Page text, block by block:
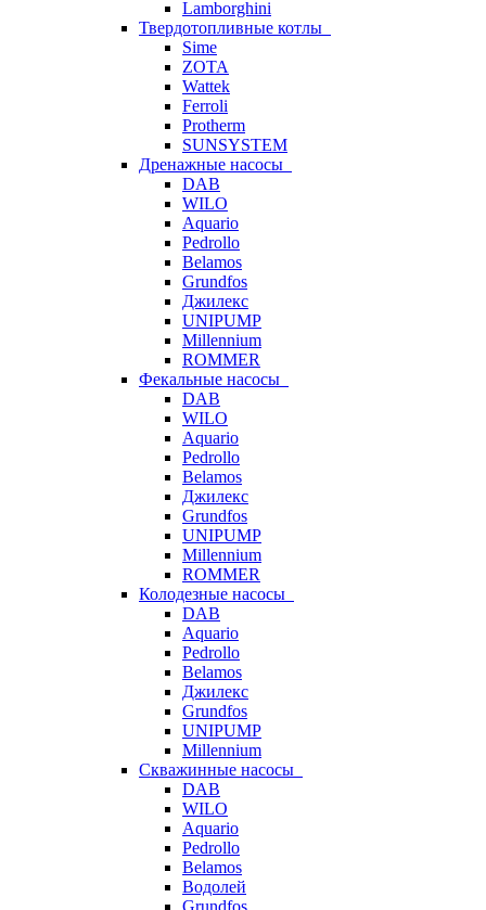
Lamborghini
Твердотопливные котлы
Sime
ZOTA
Wattek
Ferroli
Protherm
SUNSYSTEM
Дренажные насосы
DAB
WILO
Aquario
Pedrollo
Belamos
Grundfos
Джилекс
UNIPUMP
Millennium
ROMMER
Фекальные насосы
DAB
WILO
Aquario
Pedrollo
Belamos
Джилекс
Grundfos
UNIPUMP
Millennium
ROMMER
Колодезные насосы
DAB
Aquario
Pedrollo
Belamos
Джилекс
Grundfos
UNIPUMP
Millennium
Скважинные насосы
DAB
WILO
Aquario
Pedrollo
Belamos
Водолей
Grundfos